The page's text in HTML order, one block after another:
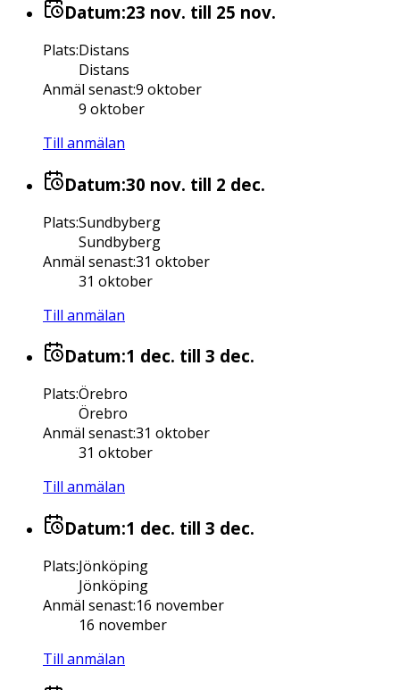
Datum:23 nov. till 25 nov.
Plats:Distans
Distans
Anmäl senast:9 oktober
9 oktober
Till anmälan
Datum:30 nov. till 2 dec.
Plats:Sundbyberg
Sundbyberg
Anmäl senast:31 oktober
31 oktober
Till anmälan
Datum:1 dec. till 3 dec.
Plats:Örebro
Örebro
Anmäl senast:31 oktober
31 oktober
Till anmälan
Datum:1 dec. till 3 dec.
Plats:Jönköping
Jönköping
Anmäl senast:16 november
16 november
Till anmälan